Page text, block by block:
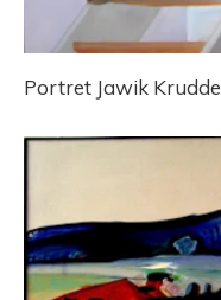
Portret Jawik Krudde